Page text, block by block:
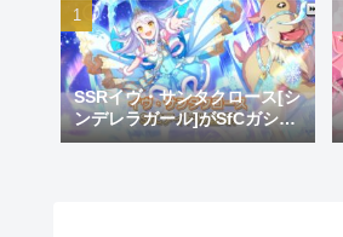
SSRイヴ・サンタクロース[シ
ンデレラガール]がSfCガシャ
で登場！おめでとうイヴ。大